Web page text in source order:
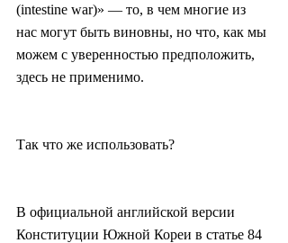
(intestine war)» — то, в чем многие из
нас могут быть виновны, но что, как мы
можем с уверенностью предположить,
здесь не применимо.
Так что же использовать?
В официальной английской версии
Конституции Южной Кореи в статье 84